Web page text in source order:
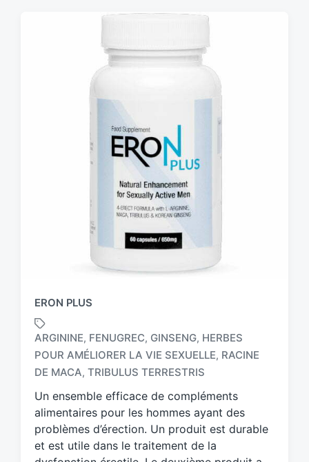
ERON PLUS
T
a
g
e
d
w
ARGININE, FENUGREC, GINSENG, HERBES
POUR AMÉLIORER LA VIE SEXUELLE, RACINE
DE MACA, TRIBULUS TERRESTRIS
Un ensemble efficace de compléments
alimentaires pour les hommes ayant des
problèmes d’érection. Un produit est durable
et est utile dans le traitement de la